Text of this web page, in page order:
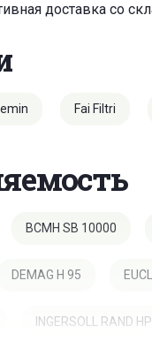
доставка со
Fai Filtri
BCMH SB 10000
DEMAG H 95
INGERSOLL RAND